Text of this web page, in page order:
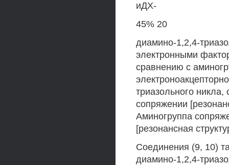
иДХ-
45% 20
диамино-1,2,4-
электронными
сравнению с
триазольного
сопряжении
Аминогруппа
[резонансная
Соединения (9, 10)
диамино-1,2,4-